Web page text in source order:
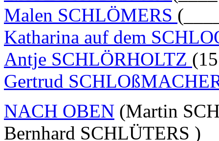
Malen SCHLÖMERS
Katharina auf dem
Antje SCHLÖRHOLTZ
Gertrud
NACH OBEN (Martin
Bernhard SCHLÜTERS )